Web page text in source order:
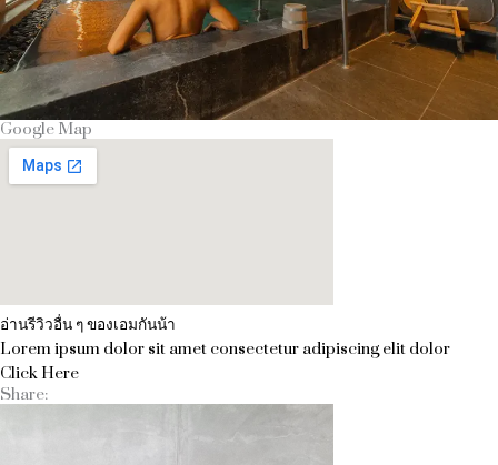
Google Map
อ่านรีวิวอื่น ๆ ของเอมกันน้า
Lorem ipsum dolor sit amet consectetur adipiscing elit dolor
Click Here
Share: